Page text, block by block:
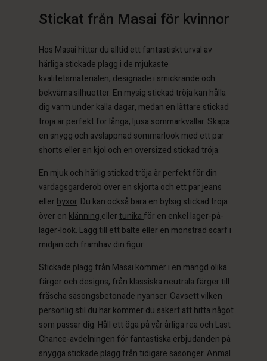
| Välj land
| Välj land
| Välj land
| Välj land
| Välj land
| Välj land
| Välj land
Stickat från Masai för kvinnor
Hos Masai hittar du alltid ett fantastiskt urval av
härliga stickade plagg i de mjukaste
kvalitetsmaterialen, designade i smickrande och
bekväma silhuetter. En mysig stickad tröja kan hålla
dig varm under kalla dagar, medan en lättare stickad
tröja är perfekt för långa, ljusa sommarkvällar. Skapa
en snygg och avslappnad sommarlook med ett par
shorts eller en kjol och en oversized stickad tröja.
En mjuk och härlig stickad tröja är perfekt för din
vardagsgarderob över en skjorta och ett par jeans
eller byxor. Du kan också bära en bylsig stickad tröja
över en klänning ellertunika för en enkel lager-på-
lager-look. Lägg till ett bälte eller en mönstrad scarf i
midjan och framhäv din figur.
Stickade plagg från Masai kommer i en mängd olika
färger och designs, från klassiska neutrala färger till
fräscha säsongsbetonade nyanser. Oavsett vilken
personlig stil du har kommer du säkert att hitta något
som passar dig. Håll ett öga på vår årliga rea och Last
Chance-avdelningen för fantastiska erbjudanden på
snygga stickade plagg från tidigare säsonger.Anmäl